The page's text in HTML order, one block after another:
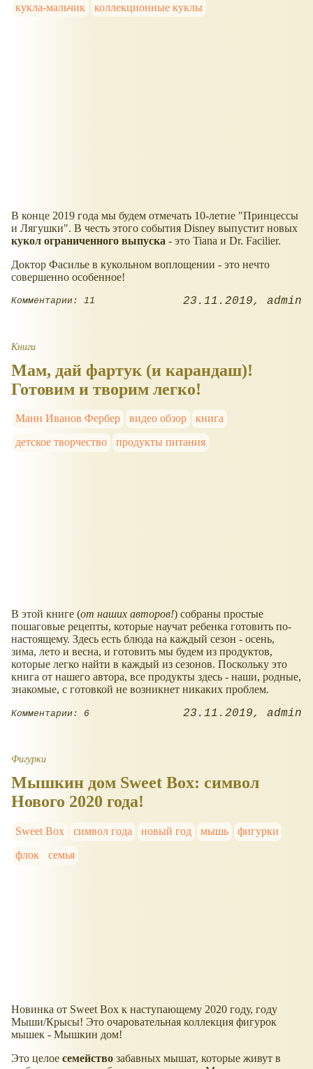
кукла-мальчик
коллекционные куклы
В конце 2019 года мы будем отмечать 10-летие "Принцессы
и Лягушки". В честь этого события Disney выпустит новых
кукол ограниченного выпуска - это Tiana и Dr. Facilier.
Доктор Фасилье в кукольном воплощении - это нечто
совершенно особенное!
Комментарии: 11 23.11.2019 admin
Книги
Мам, дай фартук (и карандаш)!
Готовим и творим легко!
Манн Иванов Фербер видео обзор
книга
детское творчество
продукты питания
В этой книге (от наших авторов!) собраны простые
пошаговые рецепты, которые научат ребенка готовить по-
настоящему. Здесь есть блюда на каждый сезон - осень,
зима, лето и весна, и готовить мы будем из продуктов,
которые легко найти в каждый из сезонов. Поскольку это
книга от нашего автора, все продукты здесь - наши, родные,
знакомые, с готовкой не возникнет никаких проблем.
Комментарии: 6 23.11.2019 admin
Фигурки
Мышкин дом Sweet Box: символ
Нового 2020 года!
Sweet Box символ года новый год мышь
фигурки
флок
семья
Новинка от Sweet Box к наступающему 2020 году, году
Мыши/Крысы! Это очаровательная коллекция фигурок
мышек - Мышкин дом!
Это целое семейство забавных мышат, которые живут в